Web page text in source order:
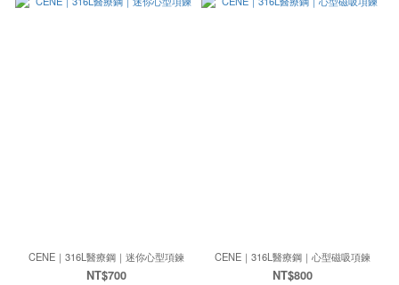
CENE｜316L醫療鋼｜迷你心型項鍊
NT$700
CENE｜316L醫療鋼｜心型磁吸項鍊
NT$800